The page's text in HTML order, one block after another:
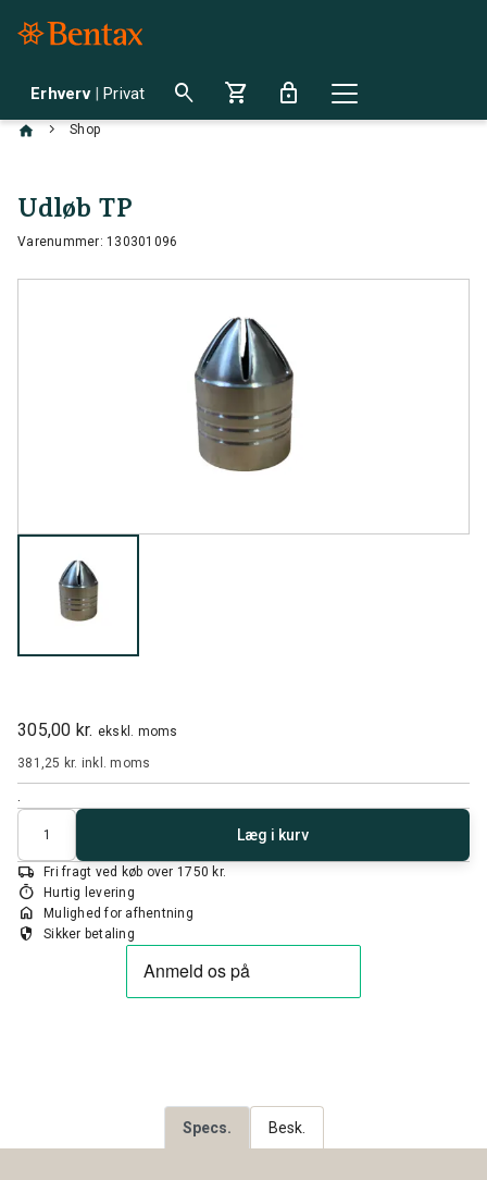
Erhverv | Privat search shopping_cart lock
chevron_right Shop
Udløb TP
Varenummer: 130301096
305,00 kr. ekskl. moms
381,25 kr. inkl. moms
Antal
Læg i kurv
local_shipping Fri fragt ved køb over 1750 kr.
timer Hurtig levering
home Mulighed for afhentning
security Sikker betaling
Specs. Besk.